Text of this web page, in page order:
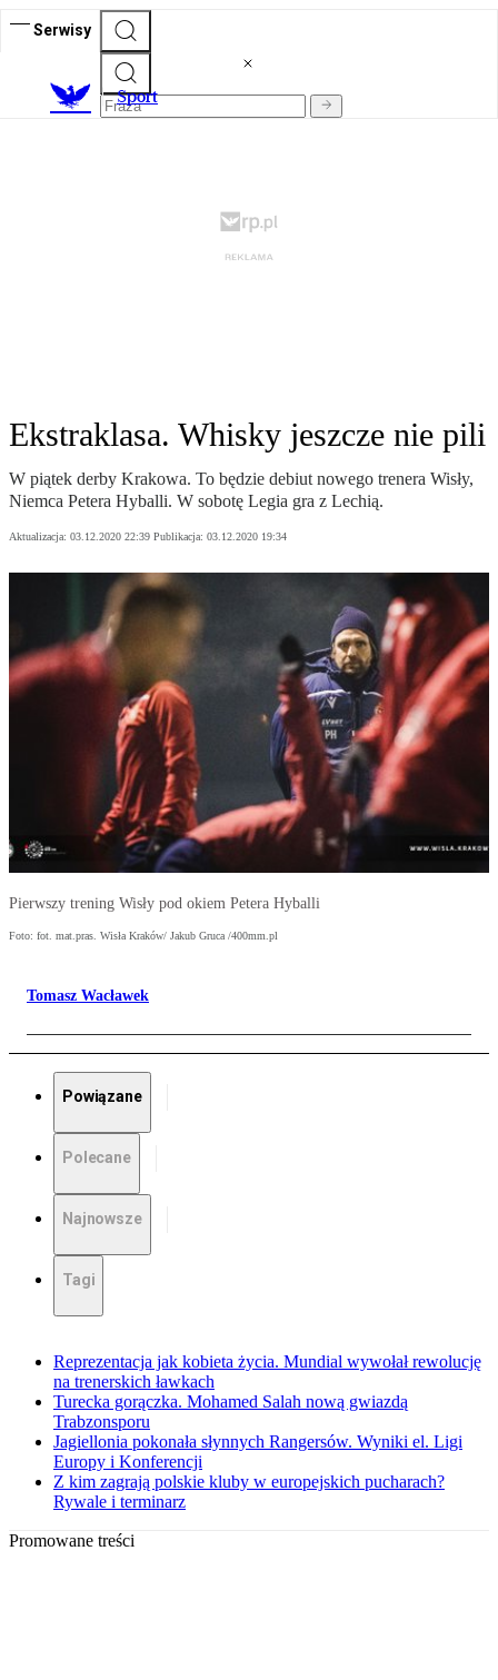
Serwisy
Sport
Ekstraklasa. Whisky jeszcze nie pili
W piątek derby Krakowa. To będzie debiut nowego trenera Wisły,
Niemca Petera Hyballi. W sobotę Legia gra z Lechią.
Aktualizacja: 03.12.2020 22:39 Publikacja: 03.12.2020 19:34
Pierwszy trening Wisły pod okiem Petera Hyballi
Foto: fot. mat.pras. Wisła Kraków/ Jakub Gruca /400mm.pl
Tomasz Wacławek
Powiązane
Polecane
Najnowsze
Tagi
Reprezentacja jak kobieta życia. Mundial wywołał rewolucję
na trenerskich ławkach
Turecka gorączka. Mohamed Salah nową gwiazdą
Trabzonsporu
Jagiellonia pokonała słynnych Rangersów. Wyniki el. Ligi
Europy i Konferencji
Z kim zagrają polskie kluby w europejskich pucharach?
Rywale i terminarz
Promowane treści